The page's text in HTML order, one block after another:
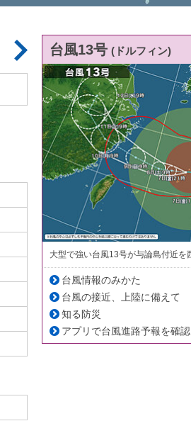
台風13号 (ドルフィン)
大型で強い台風13号が与論島付近を
台風情報のみかた
台風の接近、上陸に備えて
知る防災
アプリで台風進路予報を確認